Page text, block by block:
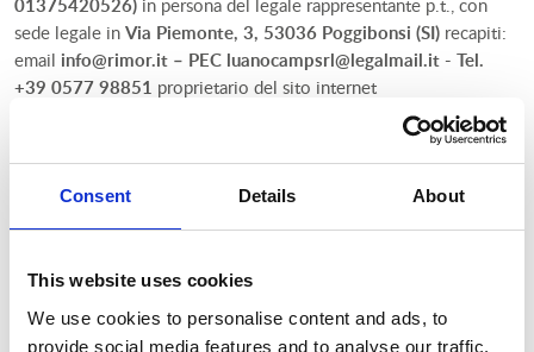
Consent Details About
This website uses cookies
We use cookies to personalise content and ads, to
provide social media features and to analyse our traffic.
01375420526) in persona del legale rappresentante p.t., con
sede legale in Via Piemonte, 3, 53036 Poggibonsi (SI) recapiti:
email info@rimor.it – PEC luanocampsrl@legalmail.it- Tel.
+39 0577 98851 proprietario del sito internet
”), in qualità dititolare
degli utenti del Sito (di
seguito, gli “Utenti”) fornisce qui di seguito l’informativa privacy
ai sensi dell’art. 13 del Regolamento UE 2016/679 del 27 aprile
2016 (di seguito, “Regolamento Normativa Applicabile
Questo Sito e i servizi eventualmente offerti tramite il Sito sono
età. Il Titolare non raccoglie quindi dati personali relativi ai